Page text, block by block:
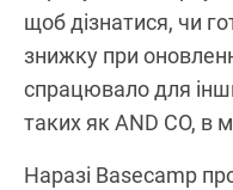
щоб дізнатися, чи
знижку при
спрацювало для
таких як AND CO, в
Наразі Basecamp